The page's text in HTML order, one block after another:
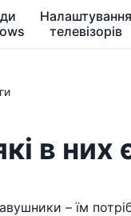
Налаштування
телевізорів
в них
– їм